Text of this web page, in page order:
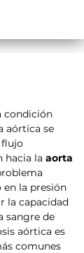
condición
aórtica se
flujo
hacia la aorta
en la presión
la capacidad
sangre de
aórtica es
comunes